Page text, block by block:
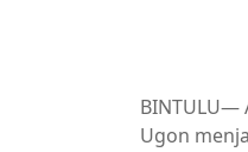
BINTULU—
Ugon